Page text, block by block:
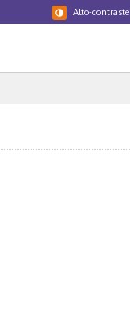
Alto-contraste